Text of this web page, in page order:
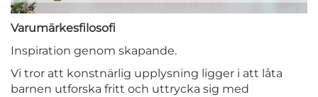
Varumärkesfilosofi
Inspiration genom skapande.
Vi tror att konstnärlig upplysning ligger i att låta
barnen utforska fritt och uttrycka sig med